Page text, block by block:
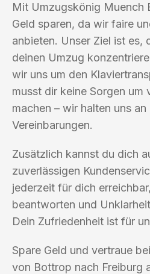
Mit Umzugskönig Muench
Geld sparen, da wir faire
anbieten. Unser Ziel ist es,
deinen Umzug
wir uns um den
musst dir keine Sorgen um
machen – wir halten uns an
Vereinbarungen.
Zusätzlich kannst du dich
zuverlässigen
jederzeit für dich
beantworten und
Dein Zufriedenheit ist für
Spare Geld und vertraue
von Bottrop nach Freiburg